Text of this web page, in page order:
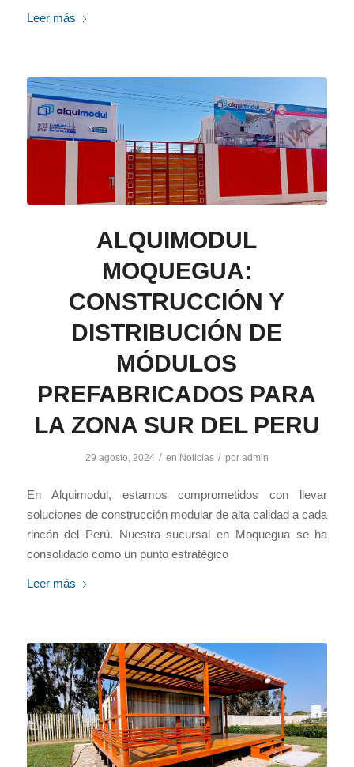
Leer más
ALQUIMODUL
MOQUEGUA:
CONSTRUCCIÓN Y
DISTRIBUCIÓN DE
MÓDULOS
PREFABRICADOS PARA
LA ZONA SUR DEL PERU
29 agosto, 2024 / en Noticias / por admin
En Alquimodul, estamos comprometidos con llevar
soluciones de construcción modular de alta calidad a cada
rincón del Perú. Nuestra sucursal en Moquegua se ha
consolidado como un punto estratégico
Leer más